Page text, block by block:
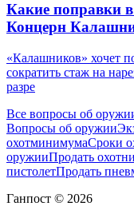
Какие поправки
Концерн
«Калашников» хочет
сократить стаж на
разре
Все вопросы об
Вопросы об оружии
охотминимумаСроки
оружииПродать
пистолетПродать
Ганпост © 2026